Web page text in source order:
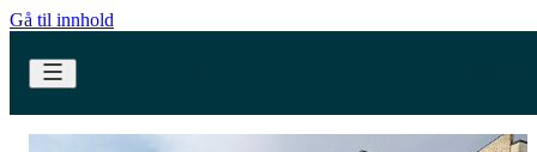
Gå til innhold